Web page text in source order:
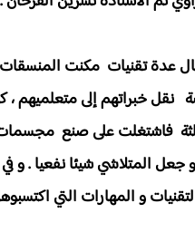
عدة تقنيات مكنت
خبراتهم إلى متعلميهم ،
فاشتغلت على صنع
المتلاشي شيئا نفعيا . و في
و المهارات التي